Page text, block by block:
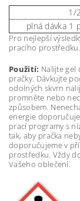
1/
plná dávka 1
Pro nejlepší
pracího prostředku.
Použití: Nalijte gel
pračky. Dávkujte
odolných skvrn
promněte nebo
způsobem.
energie
prací programy s
tak, aby pračka
doporučujeme v
prostředku. Vždy
Vašeho oblečení.